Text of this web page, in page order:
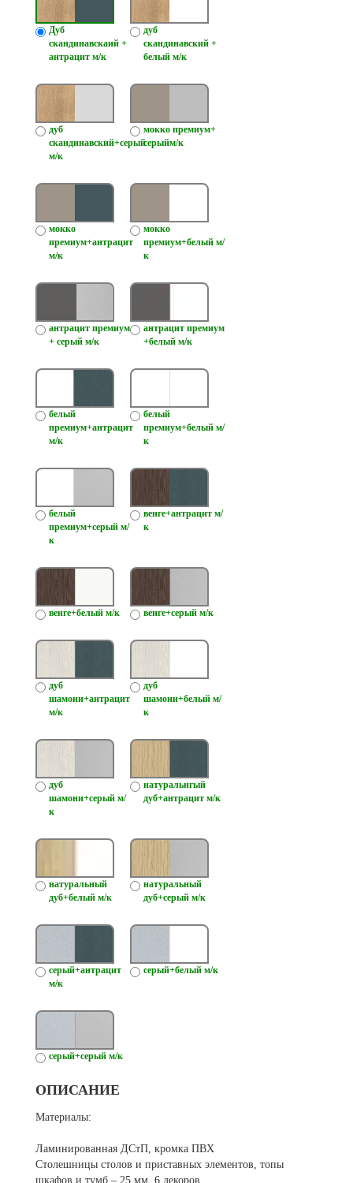
Дуб
скандинавскаий +
антрацит м/к
дуб
скандинавский +
белый м/к
дуб
скандинавский+серый
м/к
мокко премиум+
серыйм/к
мокко
премиум+антрацит
м/к
мокко
премиум+белый м/
к
антрацит премиум
+ серый м/к
антрацит премиум
+белый м/к
белый
премиум+антрацит
м/к
белый
премиум+белый м/
к
белый
премиум+серый м/
к
венге+антрацит м/
к
венге+белый м/к венге+серый м/к
дуб
шамони+антрацит
м/к
дуб
шамони+белый м/
к
дуб
шамони+серый м/
к
натуральнгый
дуб+антрацит м/к
натуральный
дуб+белый м/к
натуральный
дуб+серый м/к
серый+антрацит
м/к
серый+белый м/к
серый+серый м/к
ОПИСАНИЕ
Материалы:
Ламинированная ДСтП, кромка ПВХ
Столешницы столов и приставных элементов, топы
шкафов и тумб – 25 мм, 6 декоров